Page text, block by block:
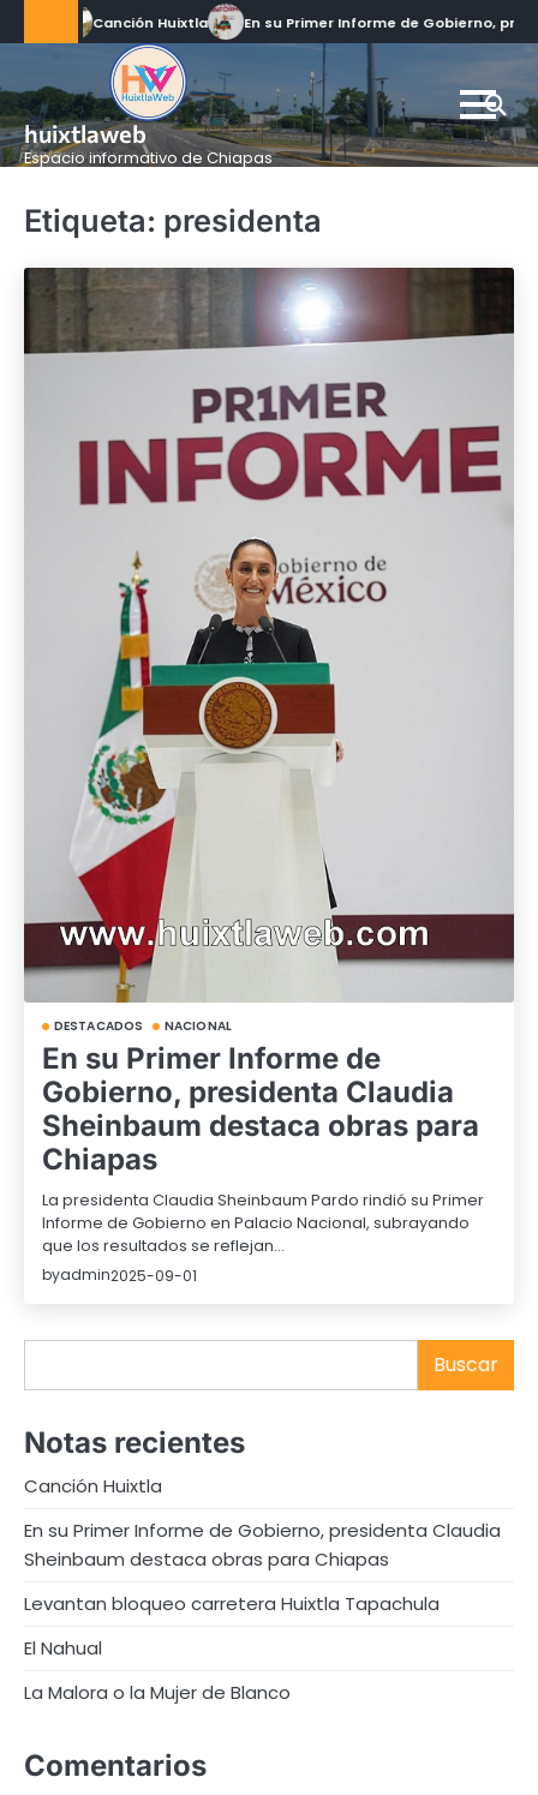
to
Canción Huixtla En su Primer Informe de Gobierno,
huixtlaweb
Espacio informativo de Chiapas
Etiqueta: presidenta
DESTACADOS NACIONAL
En su Primer Informe de
Gobierno, presidenta Claudia
Sheinbaum destaca obras para
Chiapas
La presidenta Claudia Sheinbaum Pardo rindió su Primer
Informe de Gobierno en Palacio Nacional, subrayando
que los resultados se reflejan…
byadmin2025-09-01
Buscar
Notas recientes
Canción Huixtla
En su Primer Informe de Gobierno, presidenta Claudia
Sheinbaum destaca obras para Chiapas
Levantan bloqueo carretera Huixtla Tapachula
El Nahual
La Malora o la Mujer de Blanco
Comentarios